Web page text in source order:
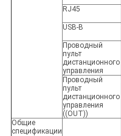
RJ45
USB-B
Проводный
пульт
дистанционного
управления
Проводный
пульт
дистанционного
управления
((OUT))
Общие
спецификации